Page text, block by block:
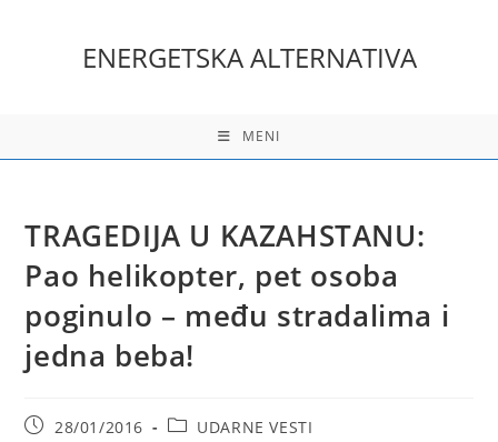
ENERGETSKA ALTERNATIVA
MENI
TRAGEDIJA U KAZAHSTANU:
Pao helikopter, pet osoba
poginulo – među stradalima i
jedna beba!
Post28/01/2016
PostUDARNE VESTI